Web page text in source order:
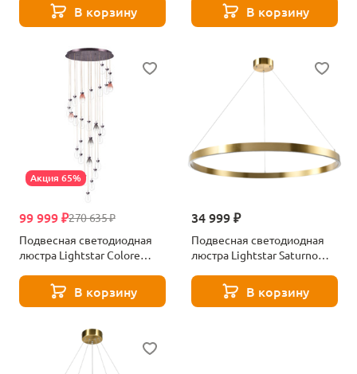
В корзину В корзину
Акция 65%
270 635 ₽
99 999 ₽
Подвесная светодиодная
люстра Lightstar Colore
В корзину
34 999 ₽
Подвесная светодиодная
люстра Lightstar Saturno
В корзину